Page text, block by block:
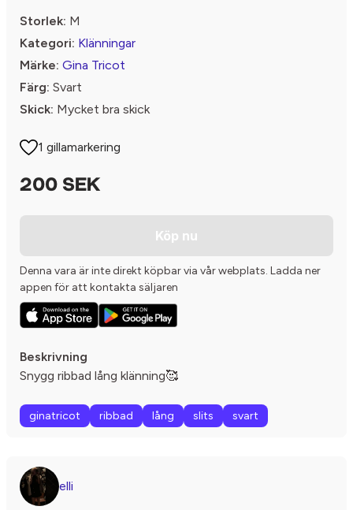
Storlek: M
Kategori: Klänningar
Märke: Gina Tricot
Färg: Svart
Skick: Mycket bra skick
1 gillamarkering
200 SEK
Köp nu
Denna vara är inte direkt köpbar via vår webplats. Ladda ner
appen för att kontakta säljaren
Beskrivning
Snygg ribbad lång klänning🥰
ginatricot ribbad lång slits svart
elli